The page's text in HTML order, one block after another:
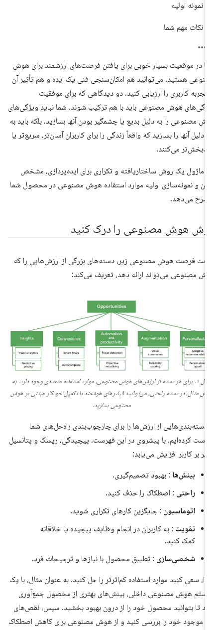
نمونه اولیه
نکات مهم شما
در موقعیت بسیار خوبی برای یافتن فرصت‌های ارزشمند برای هوش
هستید. می‌توانید هم امکان‌سنجی فنی یک ایده و هم تأثیر آن
تجربه کاربری را ارزیابی کنید، دو دیدگاهی که برای موفقیت
هوش مصنوعی باید با هم ترکیب شوند. شما نباید ویژگی‌های
مصنوعی را به دلیل بدیع یا چشمگیر بودن آنها بسازید، بلکه باید به
دلیل آنها را بسازید که واقعاً زندگی را برای کاربران آسان‌تر، سریع‌تر یا
می‌کنند.
ماژول یک روش ساختاریافته و تکراری برای ایده‌پردازی، مشخص
و نمونه‌سازی اولیه موارد استفاده هوش مصنوعی در محصول شما
شرح می‌دهد.
هوش مصنوعی را درک کنید
فرصت هوش مصنوعی زیر، دسته‌های بزرگی از ارزش‌هایی را که
مصنوعی می‌تواند ارائه دهد، تعریف می‌کند:
شکل ۱. برای هر دسته از ارزش‌های هوش مصنوعی، موارد استفاده متعددی وجود دارد. به
مثال، در دسته راحتی، می‌توانید فیلترهای هوشمند یا تکمیل خودکار مبتنی بر هوش
مصنوعی بسازید.
دسته‌بندی‌هایی از ارزش‌ها را برای چارچوب‌بندی راه‌حل‌های شما
کرده‌ایم. با پیشروی در این فهرست، پیچیدگی، ریسک و پتانسیل
بر کاربر افزایش می‌یابد:
بینش‌ها: بهبود تصمیم‌گیری.
راحتی: اصطکاک را حذف کنید.
اتوماسیون: جایگزین کارهای تکراری شوید.
تقویت: به کاربران در انجام وظایف پیچیده یا خلاقانه
کمک کنید.
شخصی‌سازی: تطبیق محصول با نیازها و ترجیحات فرد.
سعی کنید موارد استفاده کم‌اثرتر را حل کنید. به عنوان مثال، با یک
هوش مصنوعی داخلی، بینش‌های بهتری از محصول جمع‌آوری
تا بتوانید محصول خود را از درون بهبود بخشید. سپس، نقص‌های
UX موجود خود را بررسی کنید و از هوش مصنوعی برای کاهش اصطکاک